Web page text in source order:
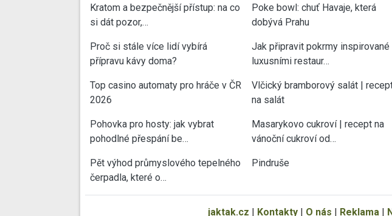
Kratom a bezpečnější přístup: na co
si dát pozor,…
Proč si stále více lidí vybírá
přípravu kávy doma?
Top casino automaty pro hráče v ČR
2026
Pohovka pro hosty: jak vybrat
pohodlné přespání be…
Pět výhod průmyslového tepelného
čerpadla, které o…
Poke bowl: chuť Havaje, která
dobývá Prahu
Jak připravit pokrmy inspirované
luxusními restaur…
Vlčický bramborový salát |
na salát
Masarykovo cukroví | recept na
vánoční cukroví od…
Pindruše
jaktak.cz | Kontakty | O nás | Reklama |